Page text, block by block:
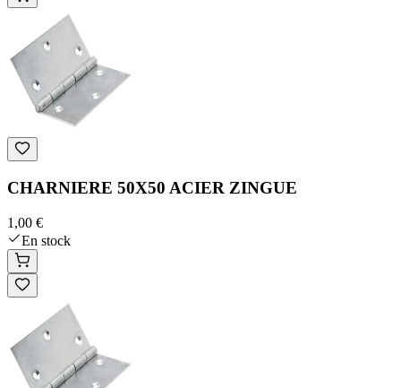
CHARNIERE 50X50 ACIER ZINGUE
1,00 €
En stock